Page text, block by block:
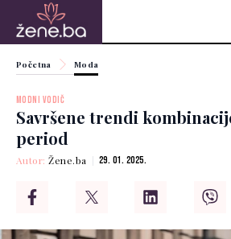
Početna Moda
MODNI VODIČ
Savršene trendi
period
Autor:Žene.ba 29. 01. 2025.